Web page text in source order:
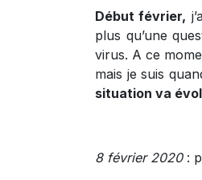
Début février,
plus qu’une
virus. A ce
mais je suis
situation va
8 février 2020: